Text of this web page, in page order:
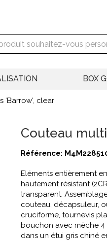
BOX
'Barrow', clear
Couteau
Référence:
Eléments entièrement
hautement résistant
transparent.
couteau, décapsuleur,
cruciforme, tournevis
bouchon avec mèche 4
dans un étui gris chiné